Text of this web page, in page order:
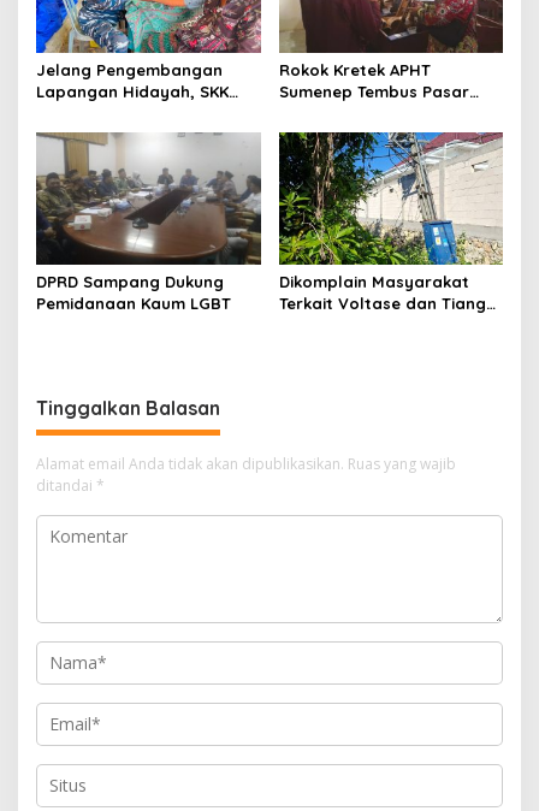
Jelang Pengembangan
Lapangan Hidayah, SKK
Perkuat Sinergi dengan
Nelayan Sampang
Rokok Kretek APHT
Sumenep Tembus Pasar
DPRD Sampang Dukung
Pemidanaan Kaum LGBT
Dikomplain Masyarakat
Terkait Voltase dan Tiang
Tinggalkan Balasan
Alamat email Anda tidak akan dipublikasikan. Ruas yang wajib
ditandai *